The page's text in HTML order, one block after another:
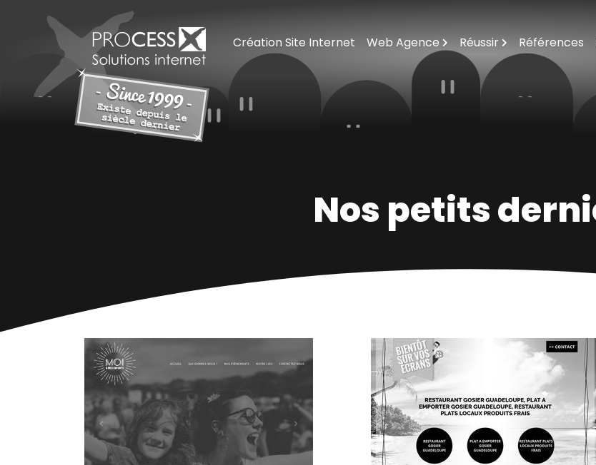
Création Site Internet Web Agence
Agence Web Orleans
Notre Équipage
10 Raisons De Monter À Bord
Réussir
Questions / Réponses
Notre Offre En Solutions Internet
Références
E-
Nos petits
~409€/mois économisés d'annonces commerciales
~338€/mois économisés d'annonces commerciales